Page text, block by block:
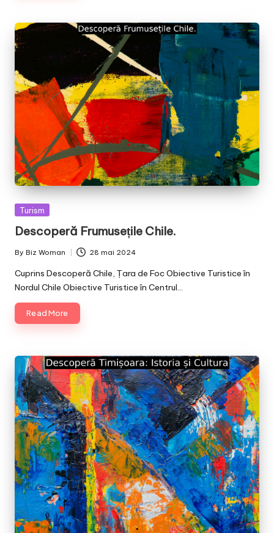
Posted
Turism
Descoperă Frumusețile Chile.
Posted
by
By Biz Woman 28 mai 2024
Cuprins Descoperă Chile, Țara de Foc Obiective Turistice în
Nordul Chile Obiective Turistice în Centrul…
Read More